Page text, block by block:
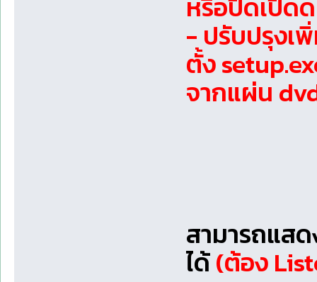
- ปรับปรุงเ
ตั้ง
จากแผ่น
สามารถแส
ได้(ต้อง